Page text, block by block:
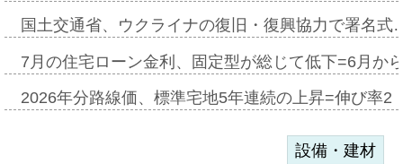
国土交通省、ウクライナの復旧・復興協力で署名
7月の住宅ローン金利、固定型が総じて低下=6月か
2026年分路線価、標準宅地5年連続の上昇=伸び率
設備・建材